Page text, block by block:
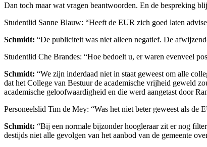
Dan toch maar wat vragen beantwoorden. En de bespreking
Studentlid Sanne Blauw: “Heeft de EUR zich goed laten
Schmidt: “De publiciteit was niet alleen negatief. De
Studentlid Che Brandes: “Hoe bedoelt u, er waren evenveel
Schmidt: “We zijn inderdaad niet in staat geweest om alle
dat het College van Bestuur de academische vrijheid geweld
academische geloofwaardigheid en die werd aangetast door
Personeelslid Tim de Mey: “Was het niet beter geweest als de
Schmidt: “Bij een normale bijzonder hoogleraar zit er nog
destijds niet alle gevolgen van het aanbod van de gemeente